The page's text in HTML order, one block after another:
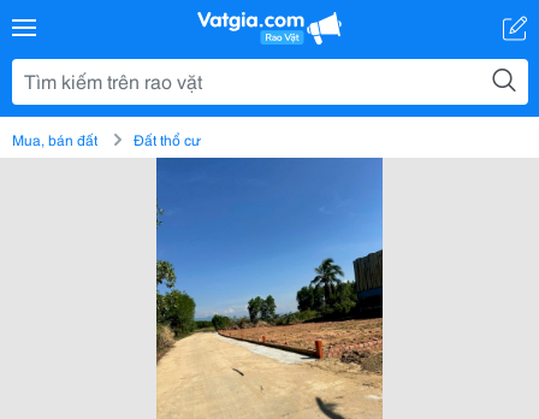
Mua, bán đất Đất thổ cư